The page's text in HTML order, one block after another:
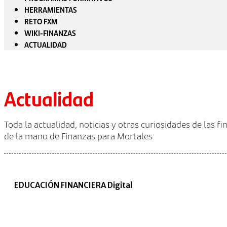
HERRAMIENTAS
RETO FXM
WIKI-FINANZAS
ACTUALIDAD
Actualidad
Toda la actualidad, noticias y otras curiosidades de las
de la mano de Finanzas para Mortales
EDUCACIÓN FINANCIERA Digital